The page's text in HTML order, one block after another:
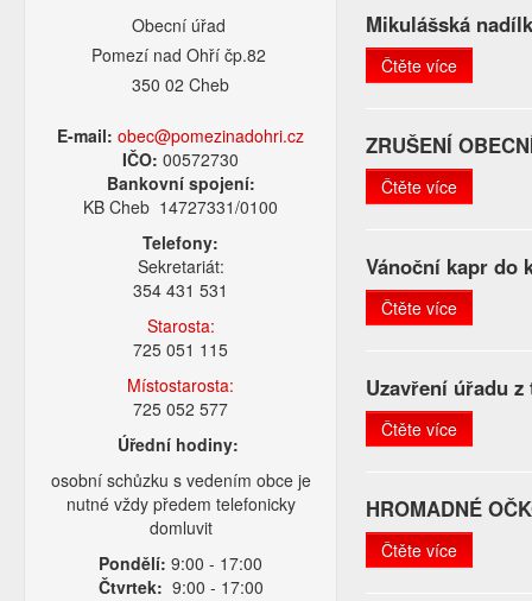
Obecní úřad
Pomezí nad Ohří čp.82
350 02 Cheb
E-mail: obec@pomezinadohri.cz
IČO:00572730
Bankovní spojení:
KB Cheb 14727331/0100
Telefony:
Sekretariát:
354 431 531
Starosta:
725 051 115
Místostarosta:
725 052 577
Úřední hodiny:
osobní schůzku s vedením obce je
nutné vždy předem telefonicky
domluvit
Pondělí: 9:00 - 17:00
Čtvrtek: 9:00 - 17:00
Mikulášská
Čtěte více
ZRUŠENÍ
Čtěte více
Vánoční kapr do
Čtěte více
Uzavření úřadu
Čtěte více
HROMADNÉ
Čtěte více